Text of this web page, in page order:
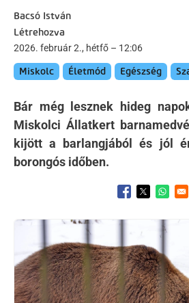
Bacsó István
Létrehozva
2026. február 2., hétfő – 12:06
Miskolc Életmód Egészség
Bár még lesznek hideg
Miskolci Állatkert
kijött a barlangjából és jól
borongós időben.
Opens in a
Opens in